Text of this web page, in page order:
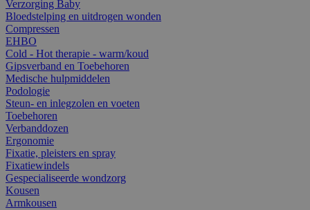
Verzorging Baby
Bloedstelping en uitdrogen wonden
Compressen
EHBO
Cold - Hot therapie - warm/koud
Gipsverband en Toebehoren
Medische hulpmiddelen
Podologie
Steun- en inlegzolen en voeten
Toebehoren
Verbanddozen
Ergonomie
Fixatie, pleisters en spray
Fixatiewindels
Gespecialiseerde wondzorg
Kousen
Armkousen